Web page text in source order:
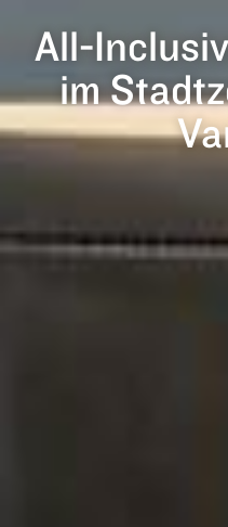
All-
im